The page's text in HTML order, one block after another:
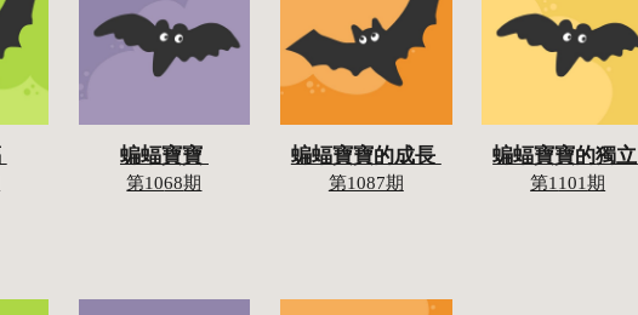
蝙蝠寶寶
第1068期
蝙蝠寶寶的成長
第1087期
蝙蝠寶寶的獨立
第1101期